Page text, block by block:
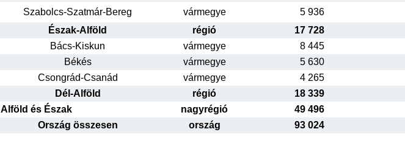
Szabolcs-Szatmár-Bereg vármegye 5 936
Észak-Alföld
régió 17 728
Bács-Kiskun
vármegye 8 445
Békés
vármegye 5 630
Csongrád-Csanád
vármegye 4 265
Dél-Alföld
régió 18 339
Alföld és Észak
nagyrégió 49 496
Ország összesen
ország 93 024